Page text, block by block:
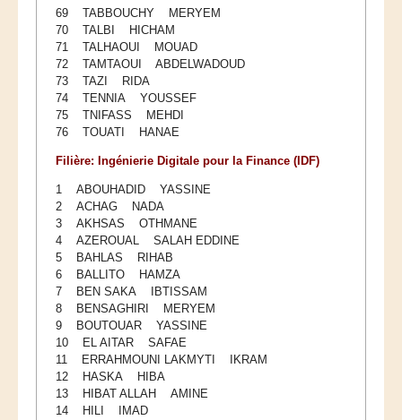
VIE ESTUDIANTINE
Association des élèves ingénieurs de l'ENSIAS (ADEI)
Club Forum GENI Entreprises
Club Bridge ENSIAS
Club Japonais de l'ENSIAS
AJD Junior Entreprises
Club Vintage ENSIAS
Club CINDH ENSIAS
INSEC Club
BIBLIOTHEQUE
69 TABBOUCHY MERYEM
70 TALBI HICHAM
71 TALHAOUI MOUAD
72 TAMTAOUI ABDELWADOUD
73 TAZI RIDA
74 TENNIA YOUSSEF
75 TNIFASS MEHDI
76 TOUATI HANAE
Filière: Ingénierie Digitale pour la Finance (IDF)
1 ABOUHADID YASSINE
2 ACHAG NADA
3 AKHSAS OTHMANE
4 AZEROUAL SALAH EDDINE
5 BAHLAS RIHAB
6 BALLITO HAMZA
7 BEN SAKA IBTISSAM
8 BENSAGHIRI MERYEM
9 BOUTOUAR YASSINE
10 EL AITAR SAFAE
11 ERRAHMOUNI LAKMYTI IKRAM
12 HASKA HIBA
13 HIBAT ALLAH AMINE
14 HILI IMAD